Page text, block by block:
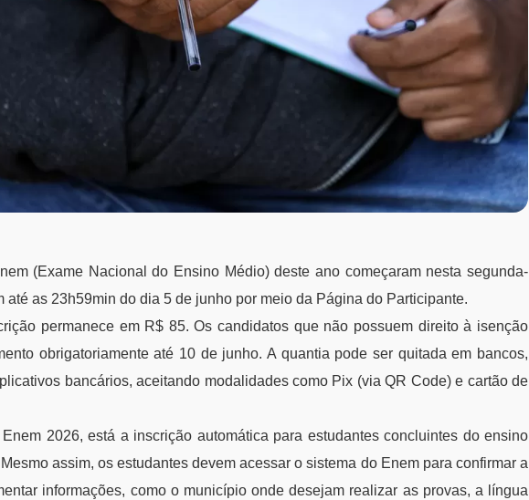
(Exame Nacional do Ensino Médio) deste ano começaram nesta segunda-
até as 23h59min do dia 5 de junho por meio da Página do Participante.
permanece em R$ 85. Os candidatos que não possuem direito à isenção
obrigatoriamente até 10 de junho. A quantia pode ser quitada em bancos,
bancários, aceitando modalidades como Pix (via QR Code) e cartão de
2026, está a inscrição automática para estudantes concluintes do ensino
assim, os estudantes devem acessar o sistema do Enem para confirmar a
informações, como o município onde desejam realizar as provas, a língua